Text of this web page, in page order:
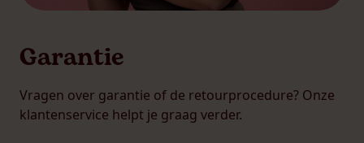
Garantie
Vragen over garantie of de retourprocedure? Onze
klantenservice helpt je graag verder.